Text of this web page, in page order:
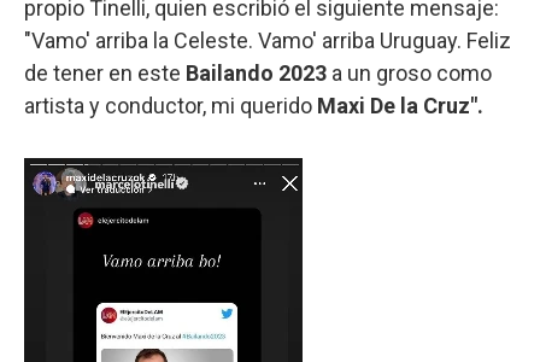
propio Tinelli, quien escribió el siguiente mensaje:
"Vamo' arriba la Celeste. Vamo' arriba Uruguay. Feliz
de tener en este Bailando 2023 a un groso como
artista y conductor, mi querido Maxi De la Cruz".